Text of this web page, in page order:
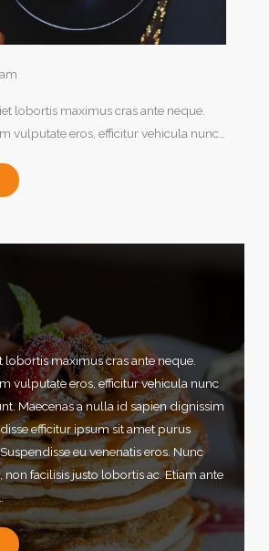
lobortis maximus cras ante neque.
vulputate eros, efficitur vehicula nunc…
maximus cras ante neque.
vulputate eros, efficitur vehicula nunc
Maecenas a nulla id sapien dignissim
efficitur ipsum sit amet purus
eu venenatis eros. Nunc
non facilisis justo lobortis ac. Etiam ante